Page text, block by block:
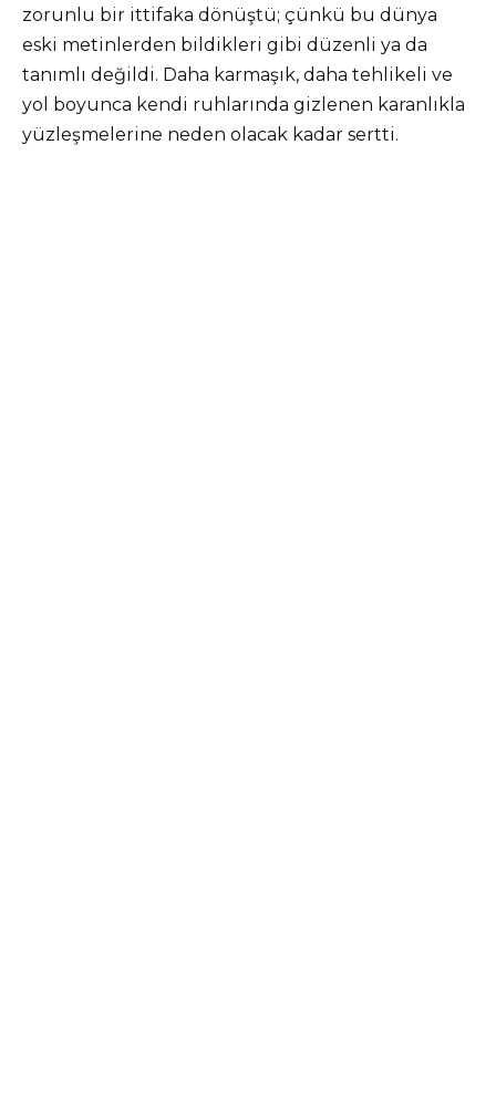
zorunlu bir ittifaka dönüştü; çünkü bu dünya
eski metinlerden bildikleri gibi düzenli ya da
tanımlı değildi. Daha karmaşık, daha tehlikeli ve
yol boyunca kendi ruhlarında gizlenen karanlıkla
yüzleşmelerine neden olacak kadar sertti.